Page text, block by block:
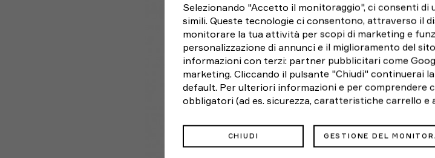
Selezionando "Accetto il monitoraggio", ci consenti di
simili. Queste tecnologie ci consentono, attraverso il
monitorare la tua attività per scopi di marketing e
personalizzazione di annunci e il miglioramento del
informazioni con terzi: partner pubblicitari come
marketing. Cliccando il pulsante "Chiudi" continuerai
default. Per ulteriori informazioni e per comprendere
obbligatori (ad es. sicurezza, caratteristiche carrello e
CHIUDI GESTIONE DEL